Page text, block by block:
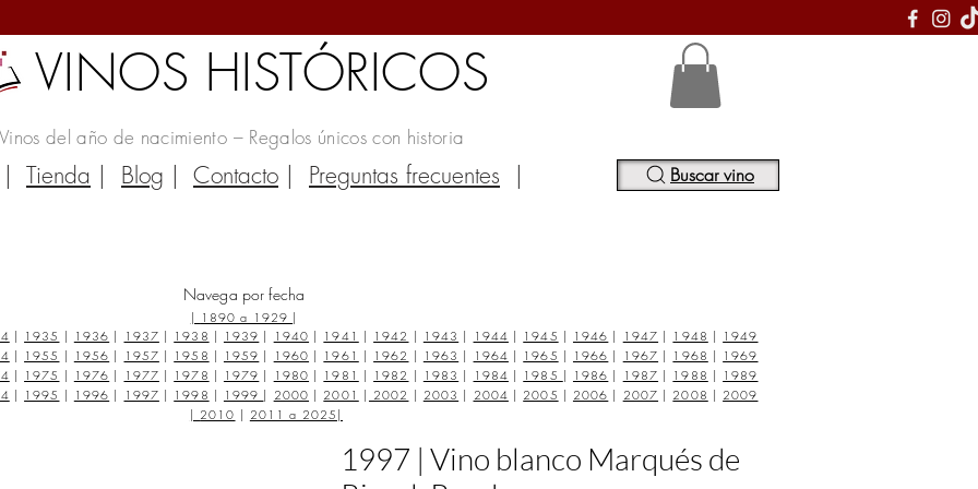
VINOS HISTÓRICOS
Vinos del año de nacimiento – Regalos únicos con historia
| Tienda | Blog | Contacto | Preguntas frecuentes | Buscar vino
Navega por fecha
| 1890 a 1929 |
| 1935 | 1936 | 1937 | 1938 | 1939 | 1940 | 1941 | 1942 | 1943 | 1944 | 1945 | 1946 | 1947 | 1948 | 1949
| 1955 | 1956 | 1957 | 1958 | 1959 | 1960 | 1961 | 1962 | 1963 | 1964 | 1965 | 1966 | 1967 | 1968 | 1969
| 1975 | 1976 | 1977 | 1978 | 1979 | 1980 | 1981 | 1982 | 1983 | 1984 | 1985 | 1986 | 1987 | 1988 | 1989
| 1995 | 1996 | 1997 | 1998 | 1999 | 2000 | 2001 | 2002 | 2003 | 2004 | 2005 | 2006 | 2007 | 2008 | 2009
| 2010 | 2011 a 2025 |
1997 | Vino blanco Marqués de